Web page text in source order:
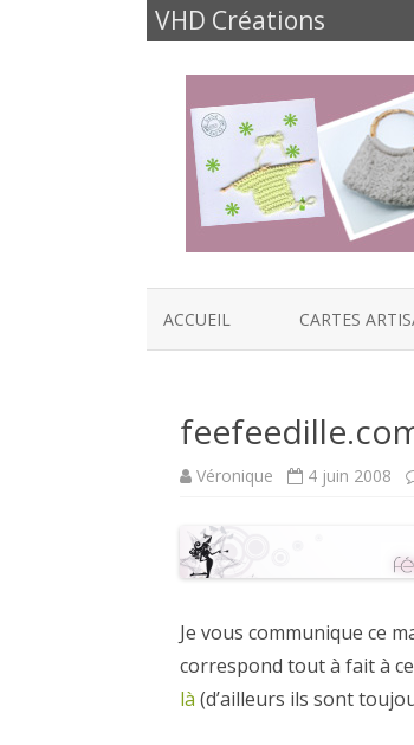
VHD Créations
ACCUEIL CARTES
CARTES
CARTES FÊTES
CARTES NOËL
Véronique 4 juin 2008
Je vous communique ce
correspond tout à fait à
là (d’ailleurs ils sont